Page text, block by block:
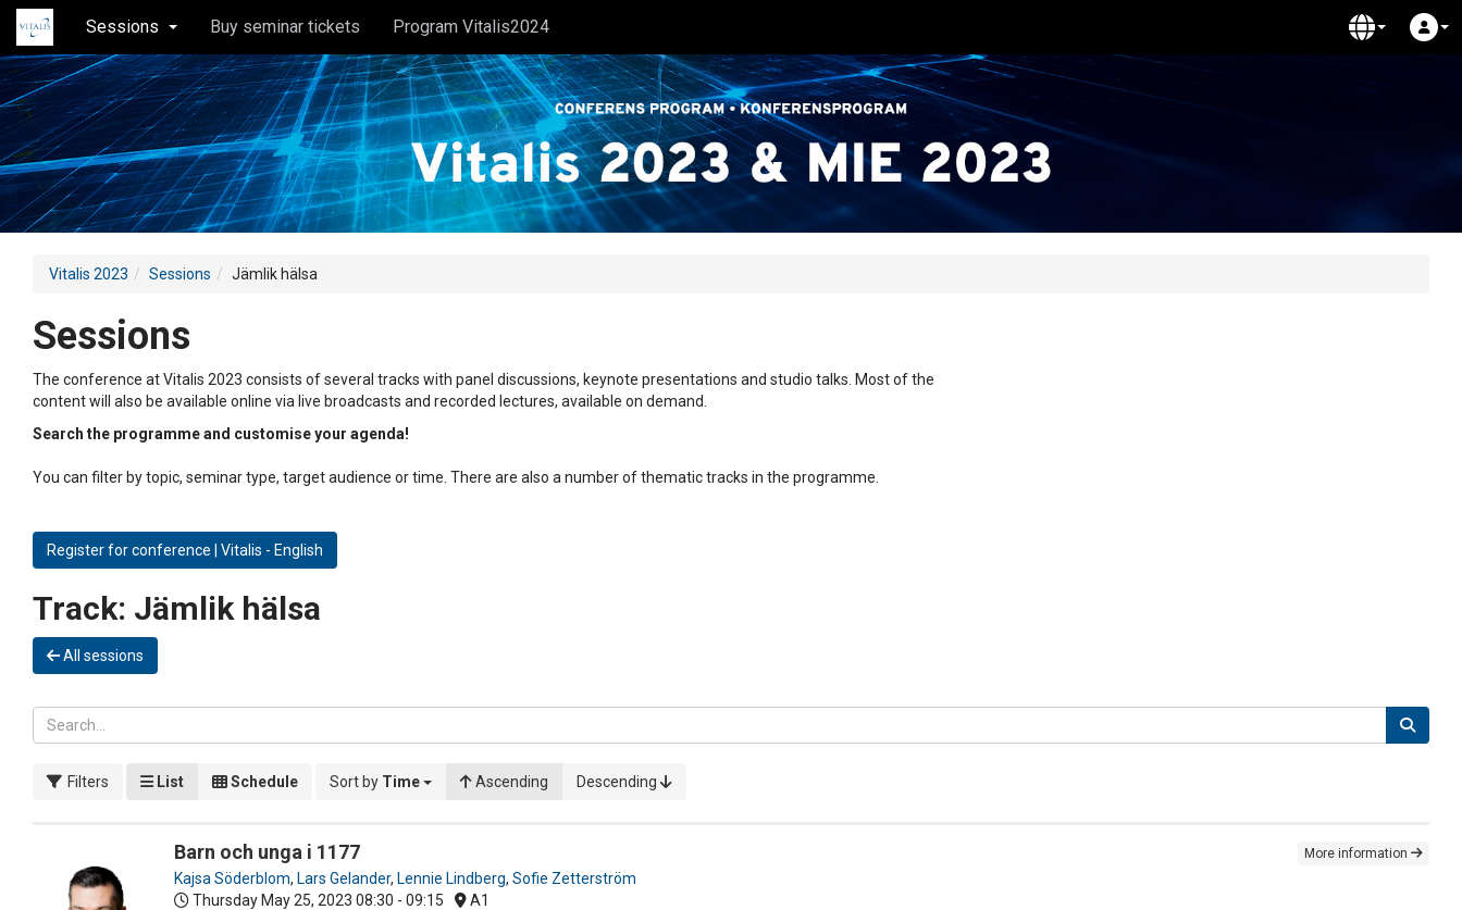
Sessions Buy seminar tickets Program Vitalis2024
Vitalis 2023 Sessions Jämlik hälsa
Sessions
The conference at Vitalis 2023 consists of several tracks with panel discussions, keynote presentations and studio talks. Most of the
content will also be available online via live broadcasts and recorded lectures, available on demand.
Search the programme and customise your agenda!
You can filter by topic, seminar type, target audience or time. There are also a number of thematic tracks in the programme.
Register for conference | Vitalis - English
Track: Jämlik hälsa
All sessions
Filters List Schedule Sort by Time Ascending Descending
Barn och unga i 1177
Kajsa Söderblom, Lars Gelander, Lennie Lindberg, Sofie Zetterström
Thursday May 25, 2023 08:30 - 09:15 A1
More information